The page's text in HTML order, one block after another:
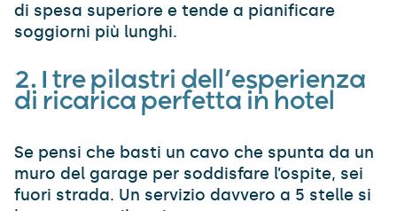
di spesa superiore e tende a pianificare
soggiorni più lunghi.
2. I tre pilastri dell’esperienza
di ricarica perfetta in hotel
Se pensi che basti un cavo che spunta da un
muro del garage per soddisfare l’ospite, sei
fuori strada. Un servizio davvero a 5 stelle si